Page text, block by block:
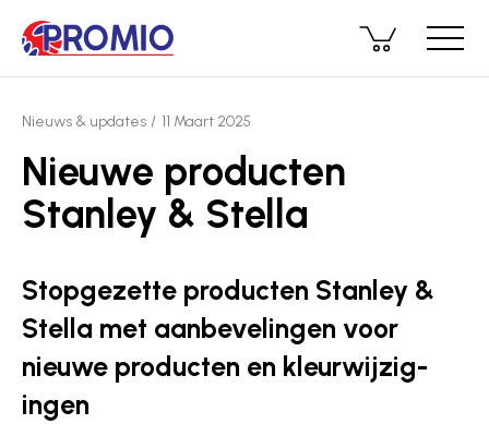
Nieuws & updates 11 Maart 2025
Nieuwe producten
Stanley & Stella
Stopgezette producten Stanley &
Stella met aanbevelingen voor
nieuwe producten en kleur­wij­zig­
ingen